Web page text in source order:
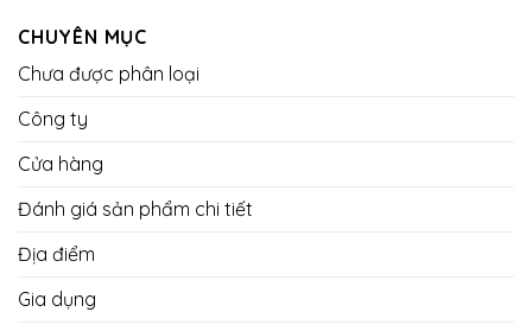
CHUYÊN MỤC
Chưa được phân loại
Công ty
Cửa hàng
Đánh giá sản phẩm chi tiết
Địa điểm
Gia dụng